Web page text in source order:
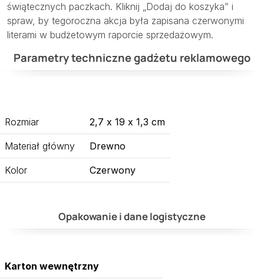
świątecznych paczkach. Kliknij „Dodaj do koszyka” i
spraw, by tegoroczna akcja była zapisana czerwonymi
literami w budżetowym raporcie sprzedażowym.
Parametry techniczne gadżetu reklamowego
Rozmiar 2,7 x 19 x 1,3 cm
Materiał główny Drewno
Kolor Czerwony
Opakowanie i dane logistyczne
Karton wewnętrzny